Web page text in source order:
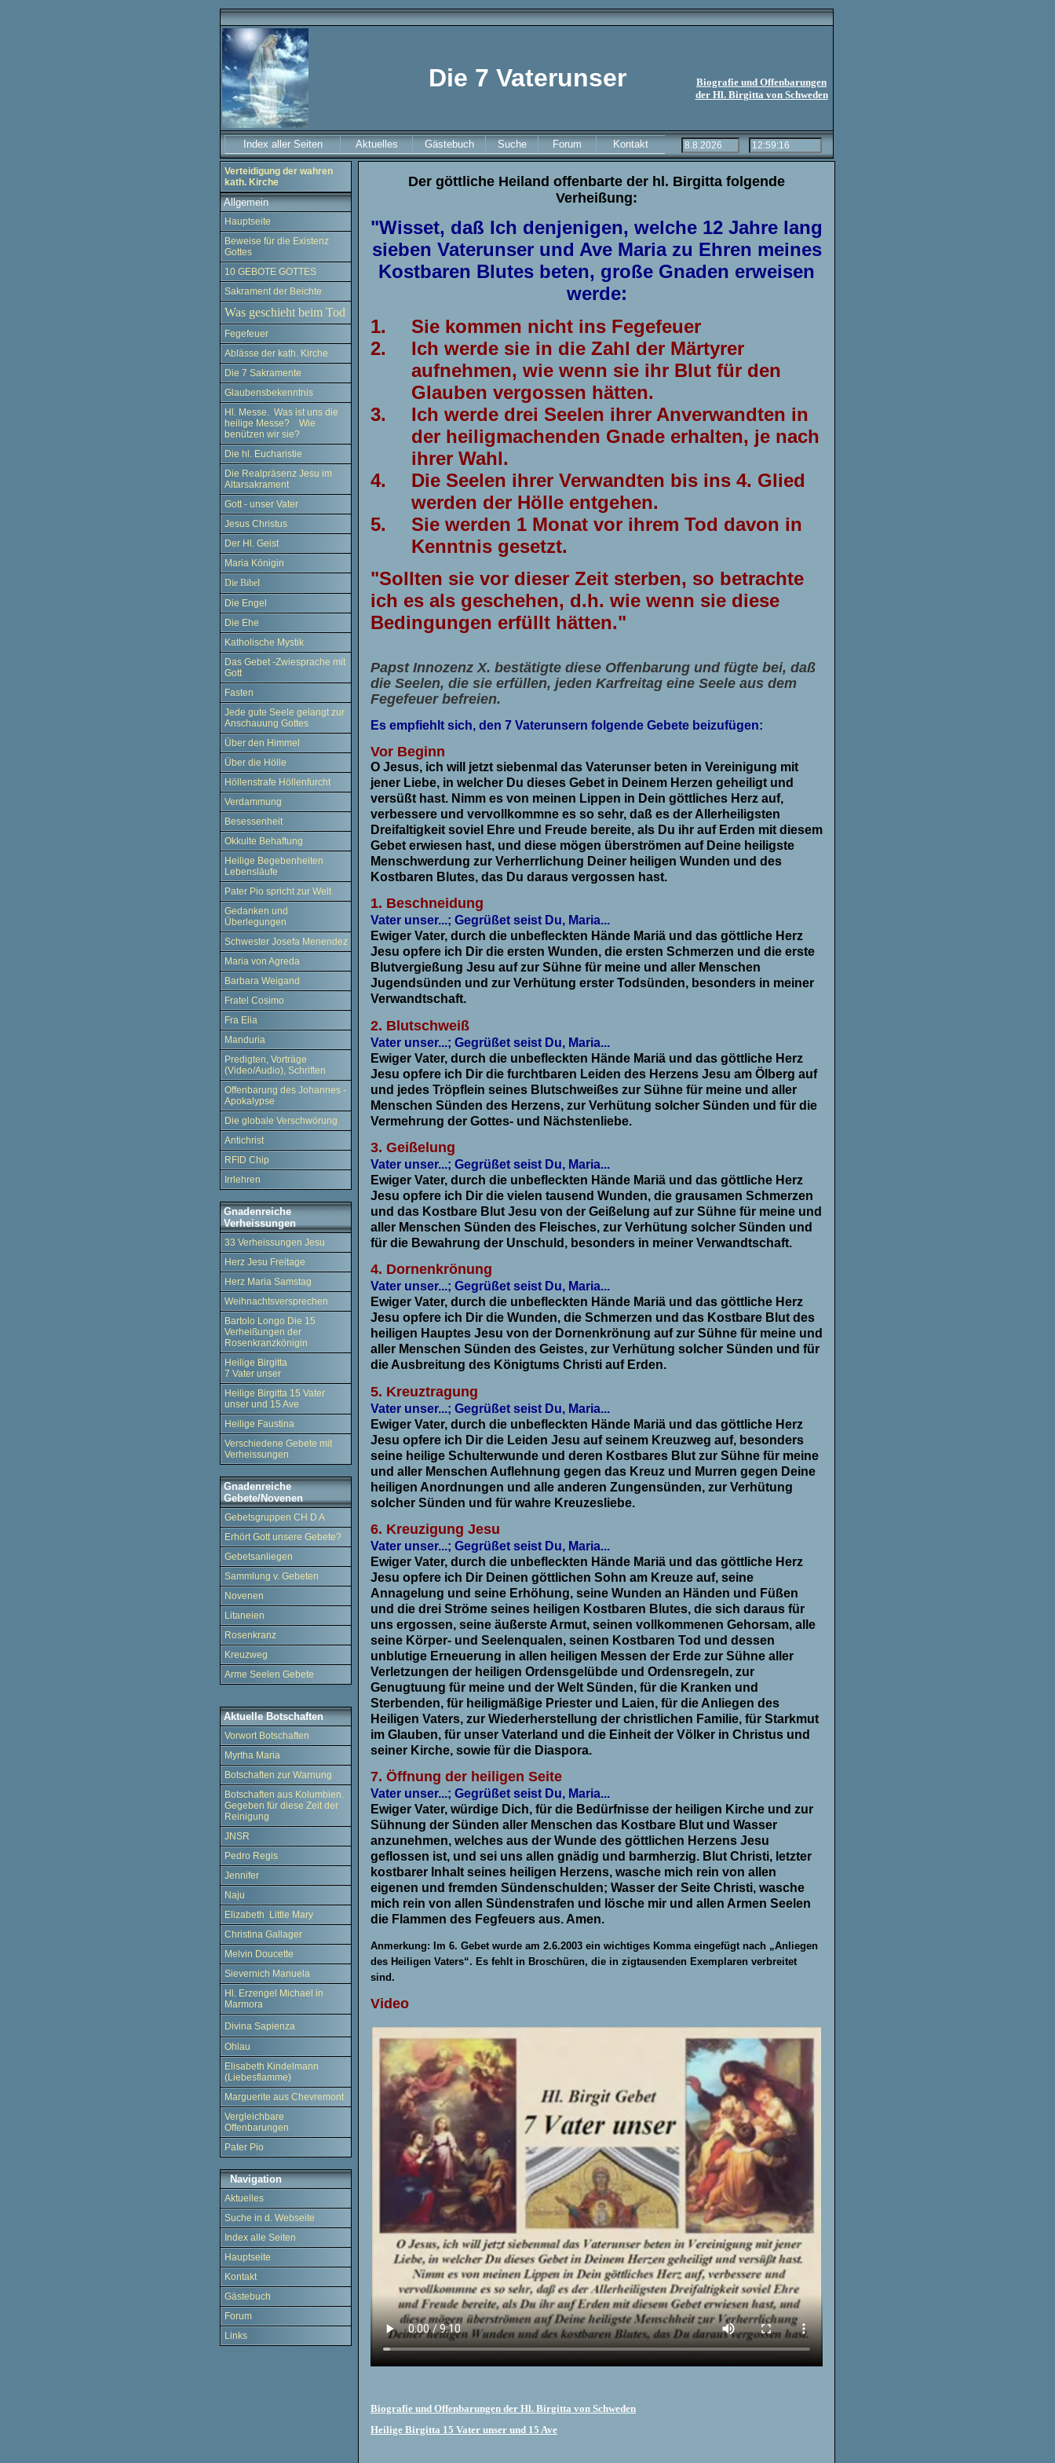
Die 7 Vaterunser
Biografie und Offenbarungen
der Hl. Birgitta von Schweden
Index aller Seiten Aktuelles Gästebuch Suche Forum Kontakt
Verteidigung der wahren
kath. Kirche
Allgemein
Hauptseite
Beweise für die Existenz
Gottes
10 GEBOTE GOTTES
Sakrament der Beichte
Was geschieht beim Tod
Fegefeuer
Ablässe der kath. Kirche
Die 7 Sakramente
Glaubensbekenntnis
Hl. Messe. Was ist uns die
heilige Messe? Wie
benützen wir sie?
Die hl. Eucharistie
Die Realpräsenz Jesu im
Altarsakrament
Gott - unser Vater
Jesus Christus
Der Hl. Geist
Maria Königin
Die Bibel
Die Engel
Die Ehe
Katholische Mystik
Das Gebet -Zwiesprache mit
Gott
Fasten
Jede gute Seele gelangt zur
Anschauung Gottes
Über den Himmel
Über die Hölle
Höllenstrafe Höllenfurcht
Verdammung
Besessenheit
Okkulte Behaftung
Heilige Begebenheiten
Lebensläufe
Pater Pio spricht zur Welt
Gedanken und
Überlegungen
Schwester Josefa Menendez
Maria von Agreda
Barbara Weigand
Fratel Cosimo
Fra Elia
Manduria
Predigten, Vorträge
(Video/Audio), Schriften
Offenbarung des Johannes -
Apokalypse
Die globale Verschwörung
Antichrist
RFID Chip
Irrlehren
Gnadenreiche
Verheissungen
33 Verheissungen Jesu
Herz Jesu Freitage
Herz Maria Samstag
Weihnachtsversprechen
Bartolo Longo Die 15
Verheißungen der
Rosenkranzkönigin
Heilige Birgitta
7 Vater unser
Heilige Birgitta 15 Vater
unser und 15 Ave
Heilige Faustina
Verschiedene Gebete mit
Verheissungen
Gnadenreiche
Gebete/Novenen
Gebetsgruppen CH D A
Erhört Gott unsere Gebete?
Gebetsanliegen
Sammlung v. Gebeten
Novenen
Litaneien
Rosenkranz
Kreuzweg
Arme Seelen Gebete
Aktuelle Botschaften
Vorwort Botschaften
Myrtha Maria
Botschaften zur Warnung
Botschaften aus Kolumbien.
Gegeben für diese Zeit der
Reinigung
JNSR
Pedro Regis
Jennifer
Naju
Elizabeth Little Mary
Christina Gallager
Melvin Doucette
Sievernich Manuela
Hl. Erzengel Michael in
Marmora
Divina Sapienza
Ohlau
Elisabeth Kindelmann
(Liebesflamme)
Marguerite aus Chevremont
Vergleichbare
Offenbarungen
Pater Pio
Navigation
Aktuelles
Suche in d. Webseite
Index alle Seiten
Hauptseite
Kontakt
Gästebuch
Forum
Links
Der göttliche Heiland offenbarte der hl. Birgitta folgende
Verheißung:
"Wisset, daß Ich denjenigen, welche 12 Jahre lang
sieben Vaterunser und Ave Maria zu Ehren meines
Kostbaren Blutes beten, große Gnaden erweisen
werde:
1.
Sie kommen nicht ins Fegefeuer
2.
Ich werde sie in die Zahl der Märtyrer
aufnehmen, wie wenn sie ihr Blut für den
Glauben vergossen hätten.
3.
Ich werde drei Seelen ihrer Anverwandten in
der heiligmachenden Gnade erhalten, je nach
ihrer Wahl.
4.
Die Seelen ihrer Verwandten bis ins 4. Glied
werden der Hölle entgehen.
5.
Sie werden 1 Monat vor ihrem Tod davon in
Kenntnis gesetzt.
"Sollten sie vor dieser Zeit sterben, so betrachte
ich es als geschehen, d.h. wie wenn sie diese
Bedingungen erfüllt hätten."
Papst Innozenz X. bestätigte diese Offenbarung und fügte bei, daß
die Seelen, die sie erfüllen, jeden Karfreitag eine Seele aus dem
Fegefeuer befreien.
Es empfiehlt sich, den 7 Vaterunsern folgende Gebete beizufügen:
Vor Beginn
O Jesus, ich will jetzt siebenmal das Vaterunser beten in Vereinigung mit
jener Liebe, in welcher Du dieses Gebet in Deinem Herzen geheiligt und
versüßt hast. Nimm es von meinen Lippen in Dein göttliches Herz auf,
verbessere und vervollkommne es so sehr, daß es der Allerheiligsten
Dreifaltigkeit soviel Ehre und Freude bereite, als Du ihr auf Erden mit diesem
Gebet erwiesen hast, und diese mögen überströmen auf Deine heiligste
Menschwerdung zur Verherrlichung Deiner heiligen Wunden und des
Kostbaren Blutes, das Du daraus vergossen hast.
1. Beschneidung
Vater unser...; Gegrüßet seist Du, Maria...
Ewiger Vater, durch die unbefleckten Hände Mariä und das göttliche Herz
Jesu opfere ich Dir die ersten Wunden, die ersten Schmerzen und die erste
Blutvergießung Jesu auf zur Sühne für meine und aller Menschen
Jugendsünden und zur Verhütung erster Todsünden, besonders in meiner
Verwandtschaft.
2. Blutschweiß
Vater unser...; Gegrüßet seist Du, Maria...
Ewiger Vater, durch die unbefleckten Hände Mariä und das göttliche Herz
Jesu opfere ich Dir die furchtbaren Leiden des Herzens Jesu am Ölberg auf
und jedes Tröpflein seines Blutschweißes zur Sühne für meine und aller
Menschen Sünden des Herzens, zur Verhütung solcher Sünden und für die
Vermehrung der Gottes- und Nächstenliebe.
3. Geißelung
Vater unser...; Gegrüßet seist Du, Maria...
Ewiger Vater, durch die unbefleckten Hände Mariä und das göttliche Herz
Jesu opfere ich Dir die vielen tausend Wunden, die grausamen Schmerzen
und das Kostbare Blut Jesu von der Geißelung auf zur Sühne für meine und
aller Menschen Sünden des Fleisches, zur Verhütung solcher Sünden und
für die Bewahrung der Unschuld, besonders in meiner Verwandtschaft.
4. Dornenkrönung
Vater unser...; Gegrüßet seist Du, Maria...
Ewiger Vater, durch die unbefleckten Hände Mariä und das göttliche Herz
Jesu opfere ich Dir die Wunden, die Schmerzen und das Kostbare Blut des
heiligen Hauptes Jesu von der Dornenkrönung auf zur Sühne für meine und
aller Menschen Sünden des Geistes, zur Verhütung solcher Sünden und für
die Ausbreitung des Königtums Christi auf Erden.
5. Kreuztragung
Vater unser...; Gegrüßet seist Du, Maria...
Ewiger Vater, durch die unbefleckten Hände Mariä und das göttliche Herz
Jesu opfere ich Dir die Leiden Jesu auf seinem Kreuzweg auf, besonders
seine heilige Schulterwunde und deren Kostbares Blut zur Sühne für meine
und aller Menschen Auflehnung gegen das Kreuz und Murren gegen Deine
heiligen Anordnungen und alle anderen Zungensünden, zur Verhütung
solcher Sünden und für wahre Kreuzesliebe.
6. Kreuzigung Jesu
Vater unser...; Gegrüßet seist Du, Maria...
Ewiger Vater, durch die unbefleckten Hände Mariä und das göttliche Herz
Jesu opfere ich Dir Deinen göttlichen Sohn am Kreuze auf, seine
Annagelung und seine Erhöhung, seine Wunden an Händen und Füßen
und die drei Ströme seines heiligen Kostbaren Blutes, die sich daraus für
uns ergossen, seine äußerste Armut, seinen vollkommenen Gehorsam, alle
seine Körper- und Seelenqualen, seinen Kostbaren Tod und dessen
unblutige Erneuerung in allen heiligen Messen der Erde zur Sühne aller
Verletzungen der heiligen Ordensgelübde und Ordensregeln, zur
Genugtuung für meine und der Welt Sünden, für die Kranken und
Sterbenden, für heiligmäßige Priester und Laien, für die Anliegen des
Heiligen Vaters, zur Wiederherstellung der christlichen Familie, für Starkmut
im Glauben, für unser Vaterland und die Einheit der Völker in Christus und
seiner Kirche, sowie für die Diaspora.
7. Öffnung der heiligen Seite
Vater unser...; Gegrüßet seist Du, Maria...
Ewiger Vater, würdige Dich, für die Bedürfnisse der heiligen Kirche und zur
Sühnung der Sünden aller Menschen das Kostbare Blut und Wasser
anzunehmen, welches aus der Wunde des göttlichen Herzens Jesu
geflossen ist, und sei uns allen gnädig und barmherzig. Blut Christi, letzter
kostbarer Inhalt seines heiligen Herzens, wasche mich rein von allen
eigenen und fremden Sündenschulden; Wasser der Seite Christi, wasche
mich rein von allen Sündenstrafen und lösche mir und allen Armen Seelen
die Flammen des Fegfeuers aus. Amen.
Anmerkung: Im 6. Gebet wurde am 2.6.2003 ein wichtiges Komma eingefügt nach „Anliegen
des Heiligen Vaters“. Es fehlt in Broschüren, die in zigtausenden Exemplaren verbreitet
sind.
Video
Biografie und Offenbarungen der Hl. Birgitta von Schweden
Heilige Birgitta 15 Vater unser und 15 Ave